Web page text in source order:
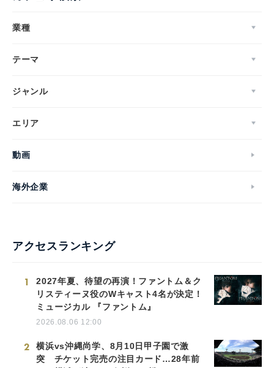
業種
テーマ
ジャンル
エリア
動画
海外企業
アクセスランキング
1
2027年夏、待望の再演！ファントム＆ク
リスティーヌ役のWキャスト4名が決定！
ミュージカル 『ファントム』
2026.08.06 12:00
2
横浜vs沖縄尚学、8月10日甲子園で激
突 チケット完売の注目カード…28年前